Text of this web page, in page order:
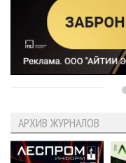
АРХИВ ЖУРНАЛОВ